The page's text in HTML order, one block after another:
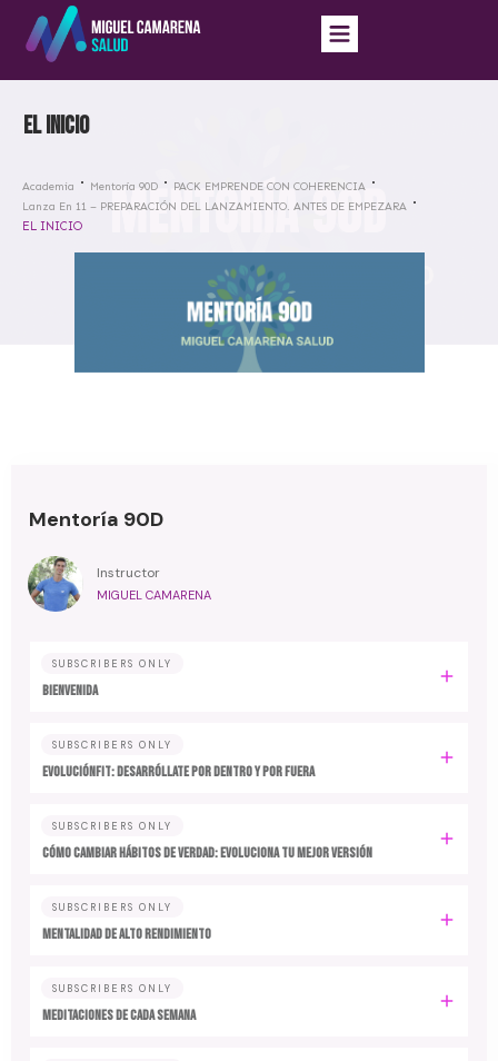
EL INICIO
Academia Mentoría 90D
PACK EMPRENDE CON COHERENCIA
Lanza En 11 – PREPARACIÓN DEL LANZAMIENTO. ANTES DE EMPEZARA
EL INICIO
Mentoría 90D
Instructor
MIGUEL CAMARENA
SUBSCRIBERS ONLY
BIENVENIDA
SUBSCRIBERS ONLY
EvoluciónFit: desarróllate por dentro y por fuera
SUBSCRIBERS ONLY
Cómo cambiar hábitos de verdad: evoluciona tu mejor versión
SUBSCRIBERS ONLY
MENTALIDAD DE ALTO RENDIMIENTO
SUBSCRIBERS ONLY
MEDITACIONES DE CADA SEMANA